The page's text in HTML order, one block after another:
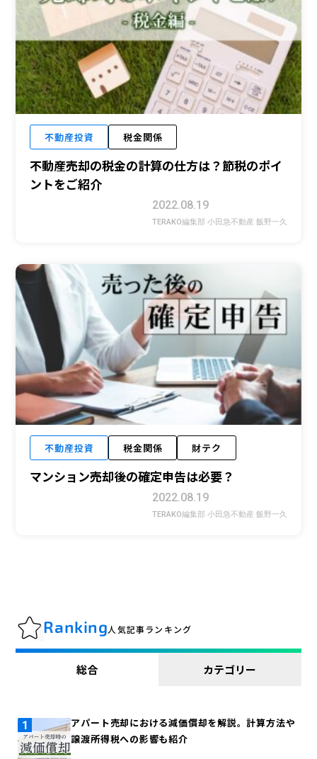
不動産投資 税金関係
不動産売却の税金の計算の仕方は？節税のポイ
ントをご紹介
2022.08.19
TERAKO編集部 小田急不動産 飯野一久
不動産投資 税金関係 財テク
マンション売却後の確定申告は必要？
2022.08.19
TERAKO編集部 小田急不動産 飯野一久
Ranking人気記事ランキング
総合 カテゴリー
アパート売却における減価償却を解説。計算方法や
譲渡所得税への影響も紹介